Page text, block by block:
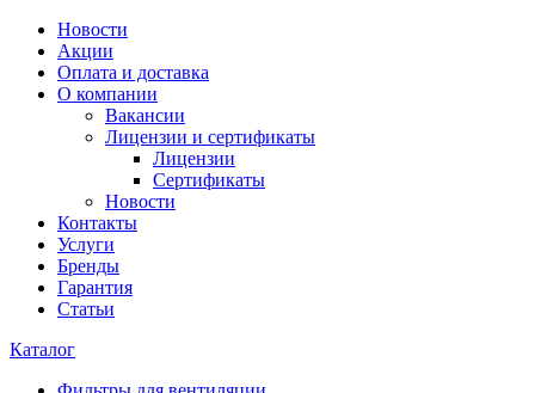
Новости
Акции
Оплата и доставка
О компании
Вакансии
Лицензии и сертификаты
Лицензии
Сертификаты
Новости
Контакты
Услуги
Бренды
Гарантия
Статьи
Каталог